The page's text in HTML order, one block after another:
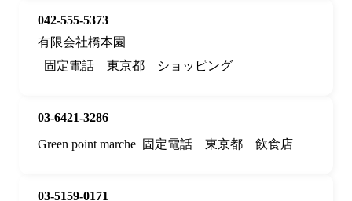
042-555-5373
有限会社橋本園
固定電話
東京都 ショッピング
03-6421-3286
Green point marche 固定電話 東京都 飲食店
03-5159-0171